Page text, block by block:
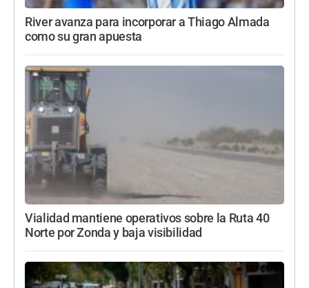
River avanza para incorporar a Thiago Almada
como su gran apuesta
Vialidad mantiene operativos sobre la Ruta 40
Norte por Zonda y baja visibilidad